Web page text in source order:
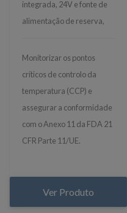
integrada, 24V e fonte de
alimentação de reserva,
Monitorizar os pontos
críticos de controlo da
temperatura (CCP) e
assegurar a conformidade
com o Anexo 11 da FDA 21
CFR Parte 11/UE.
Ver Produto